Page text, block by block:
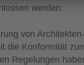
werden.
von
die Konformität
Regelungen